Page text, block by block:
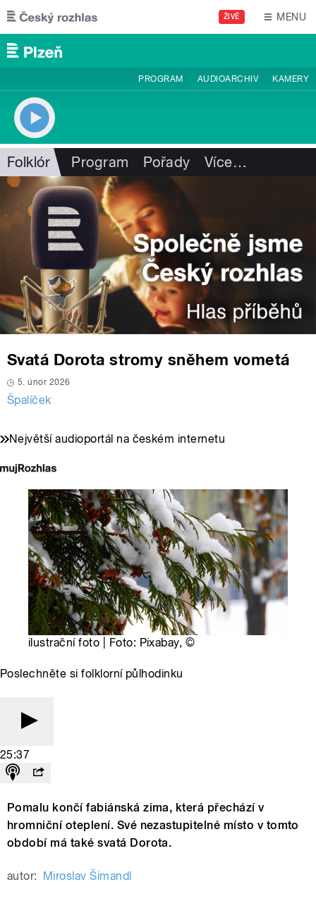
Přejít k hlavnímu obsahu
ŽIVĚ MENU
PROGRAM AUDIOARCHIV KAMERY
Folklór Program Pořady Více…
Svatá Dorota stromy sněhem vometá
5. únor 2026
Špalíček
Největší audioportál na českém internetu
ilustrační foto | Foto: Pixabay, ©
Poslechněte si folklorní půlhodinku
25:37
Pomalu končí fabiánská zima, která přechází v
hromniční oteplení. Své nezastupitelné místo v tomto
období má také svatá Dorota.
autor: Miroslav Šimandl